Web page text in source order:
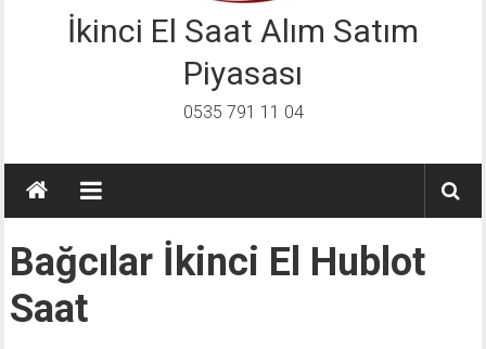
İkinci El Saat Alım Satım
Piyasası
0535 791 11 04
Bağcılar İkinci El Hublot
Saat